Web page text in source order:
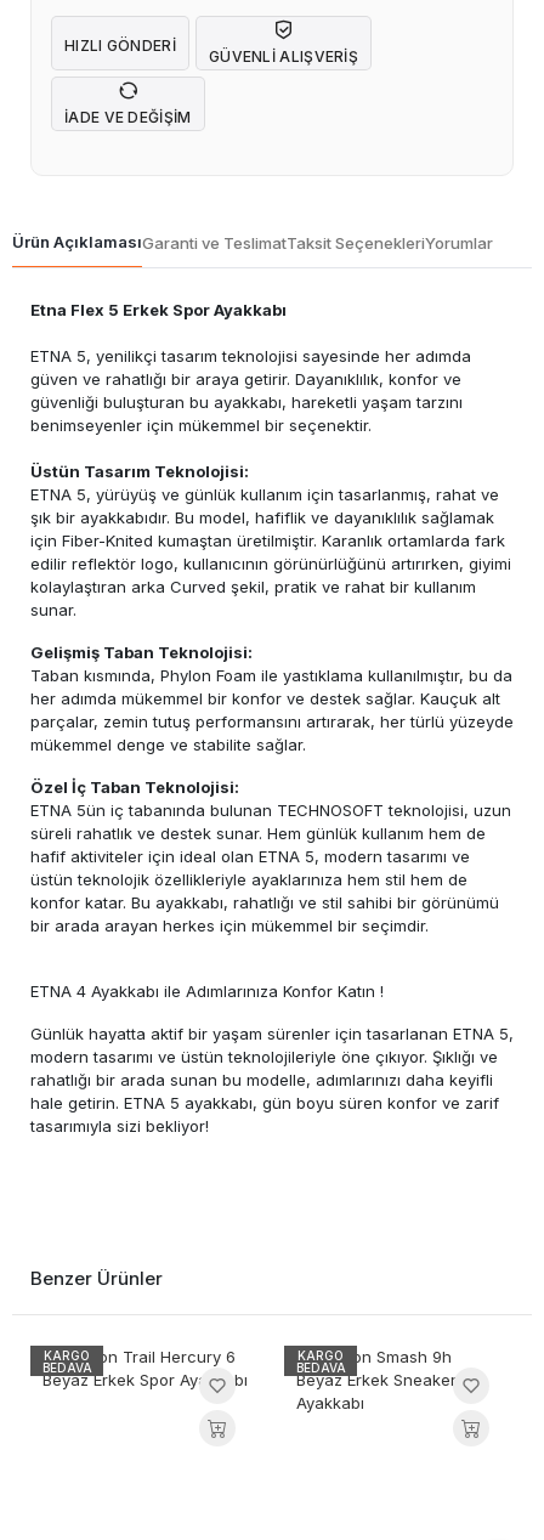
HIZLI GÖNDERI
GÜVENLI ALIŞVERIŞ
İADE VE DEĞIŞIM
Ürün AçıklamasıGaranti ve TeslimatTaksit SeçenekleriYorumlar
Etna Flex 5 Erkek Spor Ayakkabı
ETNA 5, yenilikçi tasarım teknolojisi sayesinde her adımda
güven ve rahatlığı bir araya getirir. Dayanıklılık, konfor ve
güvenliği buluşturan bu ayakkabı, hareketli yaşam tarzını
benimseyenler için mükemmel bir seçenektir.
Üstün Tasarım Teknolojisi:
ETNA 5, yürüyüş ve günlük kullanım için tasarlanmış, rahat ve
şık bir ayakkabıdır. Bu model, hafiflik ve dayanıklılık sağlamak
için Fiber-Knited kumaştan üretilmiştir. Karanlık ortamlarda fark
edilir reflektör logo, kullanıcının görünürlüğünü artırırken, giyimi
kolaylaştıran arka Curved şekil, pratik ve rahat bir kullanım
sunar.
Gelişmiş Taban Teknolojisi:
Taban kısmında, Phylon Foam ile yastıklama kullanılmıştır, bu da
her adımda mükemmel bir konfor ve destek sağlar. Kauçuk alt
parçalar, zemin tutuş performansını artırarak, her türlü yüzeyde
mükemmel denge ve stabilite sağlar.
Özel İç Taban Teknolojisi:
ETNA 5ün iç tabanında bulunan TECHNOSOFT teknolojisi, uzun
süreli rahatlık ve destek sunar. Hem günlük kullanım hem de
hafif aktiviteler için ideal olan ETNA 5, modern tasarımı ve
üstün teknolojik özellikleriyle ayaklarınıza hem stil hem de
konfor katar. Bu ayakkabı, rahatlığı ve stil sahibi bir görünümü
bir arada arayan herkes için mükemmel bir seçimdir.
ETNA 4 Ayakkabı ile Adımlarınıza Konfor Katın !
Günlük hayatta aktif bir yaşam sürenler için tasarlanan ETNA 5,
modern tasarımı ve üstün teknolojileriyle öne çıkıyor. Şıklığı ve
rahatlığı bir arada sunan bu modelle, adımlarınızı daha keyifli
hale getirin. ETNA 5 ayakkabı, gün boyu süren konfor ve zarif
tasarımıyla sizi bekliyor!
Benzer Ürünler
KARGO
BEDAVA
KARGO
BEDAVA